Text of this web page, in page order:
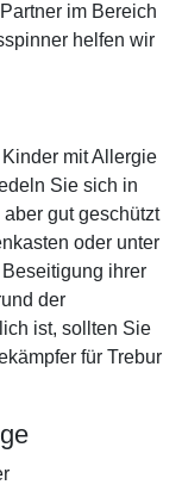
im Bereich
helfen wir
mit Allergie
Sie sich in
gut geschützt
oder unter
ihrer
der
ist, sollten Sie
für Trebur